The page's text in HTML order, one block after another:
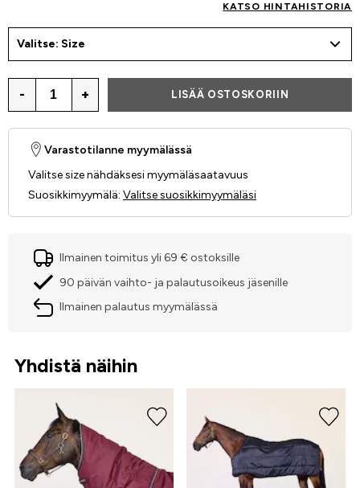
KATSO HINTAHISTORIA
Valitse: Size
- + LISÄÄ OSTOSKORIIN
Varastotilanne myymälässä
Valitse size nähdäksesi myymäläsaatavuus
Suosikkimyymälä: Valitse suosikkimyymäläsi
Ilmainen toimitus yli 69 € ostoksille
90 päivän vaihto- ja palautusoikeus jäsenille
Ilmainen palautus myymälässä
Yhdistä näihin